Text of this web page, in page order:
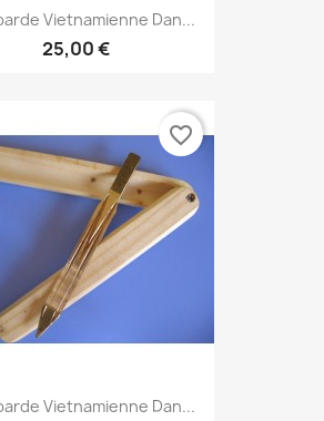
Vietnamienne Dan...
25,00 €
Vietnamienne Dan...
favorite_border